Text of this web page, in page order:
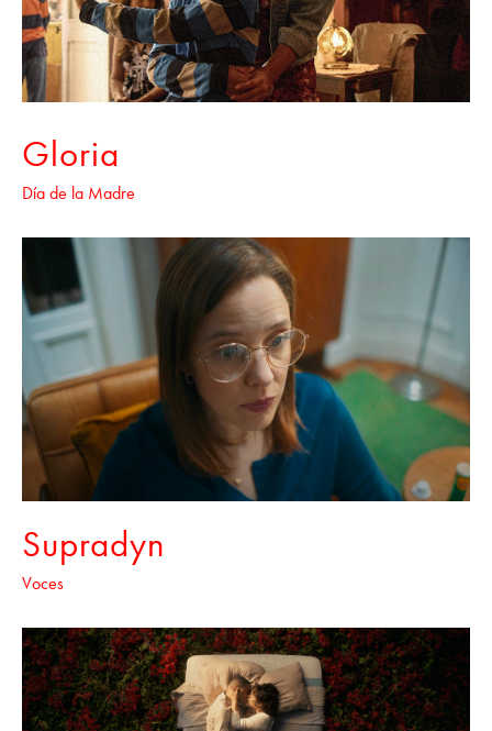
Gloria
Día de la Madre
Supradyn
Voces